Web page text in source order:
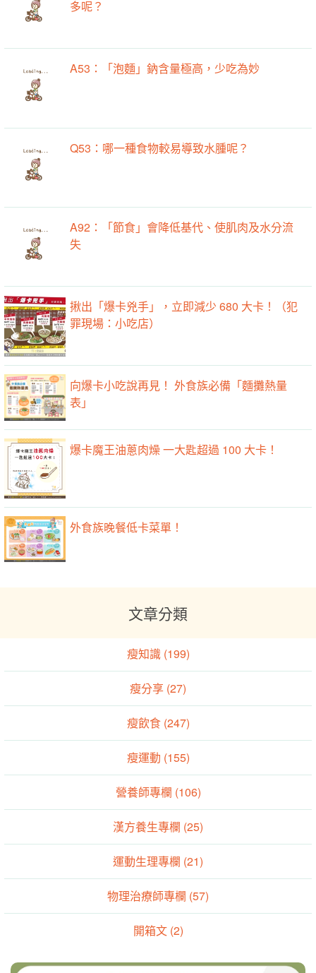
多呢？
A53：「泡麵」鈉含量極高，少吃為妙
Q53：哪一種食物較易導致水腫呢？
A92：「節食」會降低基代、使肌肉及水分流
失
揪出「爆卡兇手」，立即減少 680 大卡！（犯
罪現場：小吃店）
向爆卡小吃說再見！ 外食族必備「麵攤熱量
表」
爆卡魔王油蔥肉燥 一大匙超過 100 大卡！
外食族晚餐低卡菜單！
文章分類
瘦知識 (199)
瘦分享 (27)
瘦飲食 (247)
瘦運動 (155)
營養師專欄 (106)
漢方養生專欄 (25)
運動生理專欄 (21)
物理治療師專欄 (57)
開箱文 (2)